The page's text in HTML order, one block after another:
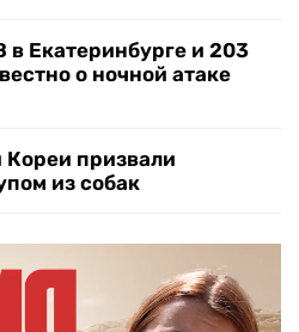
в Екатеринбурге и 203
о ночной атаке
призвали
из собак